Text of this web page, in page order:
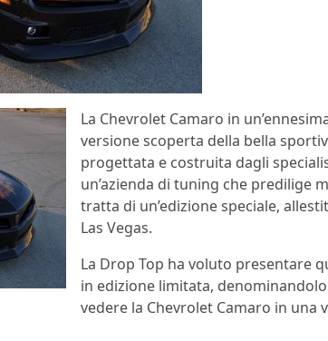
La Chevrolet Camaro in
versione scoperta della bella
progettata e costruita dagli
un’azienda di tuning che predilige
tratta di un’edizione speciale,
Las Vegas.
La Drop Top ha voluto presentare
in edizione limitata,
vedere la Chevrolet Camaro in una